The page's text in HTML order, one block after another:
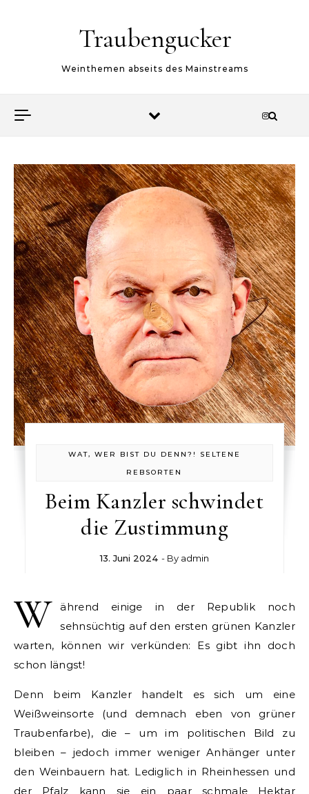
Traubengucker
Weinthemen abseits des Mainstreams
WAT, WER BIST DU DENN?! SELTENE
REBSORTEN
Beim Kanzler schwindet
die Zustimmung
13. Juni 2024 - By admin
W
ährend einige in der Republik noch
sehnsüchtig auf den ersten grünen Kanzler
warten, können wir verkünden: Es gibt ihn doch
schon längst!
Denn beim Kanzler handelt es sich um eine
Weißweinsorte (und demnach eben von grüner
Traubenfarbe), die – um im politischen Bild zu
bleiben – jedoch immer weniger Anhänger unter
den Weinbauern hat. Lediglich in Rheinhessen und
der Pfalz kann sie ein paar schmale Hektar